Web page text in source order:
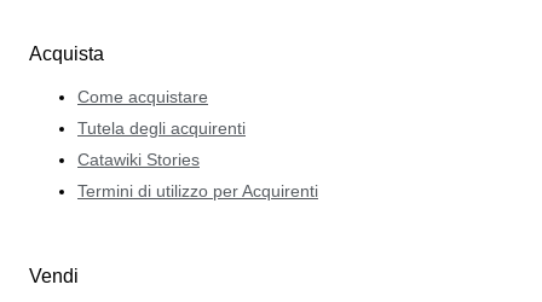
Acquista
Come acquistare
Tutela degli acquirenti
Catawiki Stories
Termini di utilizzo per Acquirenti
Vendi